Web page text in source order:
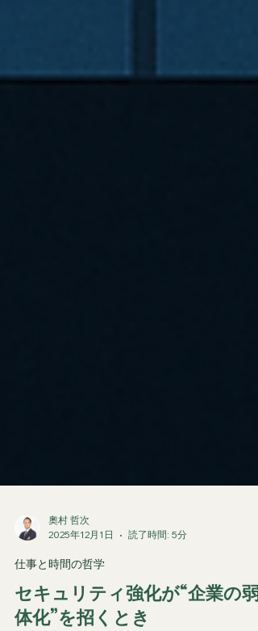
2025年12月1日
読了時間: 5分
仕事と時間の哲学